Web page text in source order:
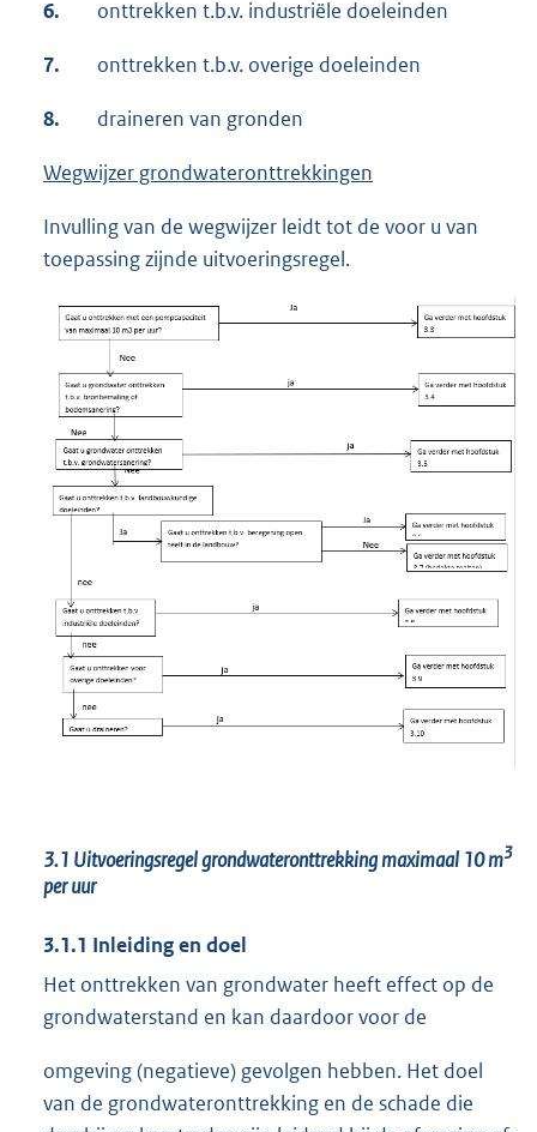
6. onttrekken t.b.v. industriële doeleinden
7. onttrekken t.b.v. overige doeleinden
8. draineren van gronden
Wegwijzer grondwateronttrekkingen
Invulling van de wegwijzer leidt tot de voor u van
toepassing zijnde uitvoeringsregel.
3.1 Uitvoeringsregel grondwateronttrekking maximaal 10 m3
per uur
3.1.1 Inleiding en doel
Het onttrekken van grondwater heeft effect op de
grondwaterstand en kan daardoor voor de
omgeving (negatieve) gevolgen hebben. Het doel
van de grondwateronttrekking en de schade die